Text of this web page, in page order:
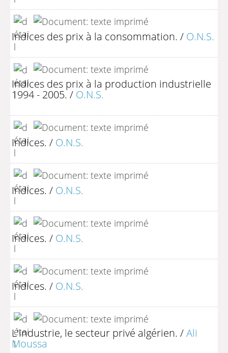
Indices des prix à la consommation. / O.N.S.
Indices des prix à la production industrielle
1994 - 2005./ O.N.S.
Indices. / O.N.S.
Indices. / O.N.S.
Indices. / O.N.S.
Indices. / O.N.S.
L'industrie, le secteur privé algérien. /Ali
Moussa